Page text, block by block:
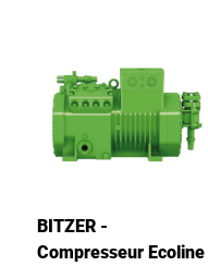
BITZER -
Compresseur Ecoline